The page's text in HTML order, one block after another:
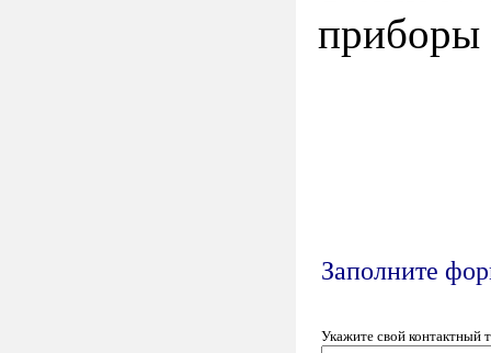
приборы
Заполните
Укажите свой контактный